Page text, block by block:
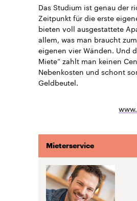
Das Studium ist genau der
Zeitpunkt für die erste
bieten voll ausgestattete
allem, was man braucht
eigenen vier Wänden. Und
Miete“ zahlt man keinen
Nebenkosten und schont
Geldbeutel.
Mieterservice